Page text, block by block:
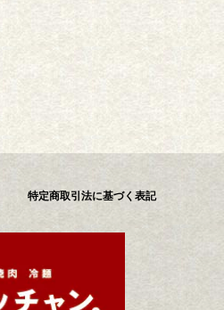
特定商取引法に基づく表記